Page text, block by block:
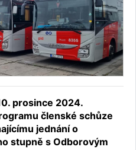
prosince 2024.
členské schůze
jednání o
stupně s Odborovým